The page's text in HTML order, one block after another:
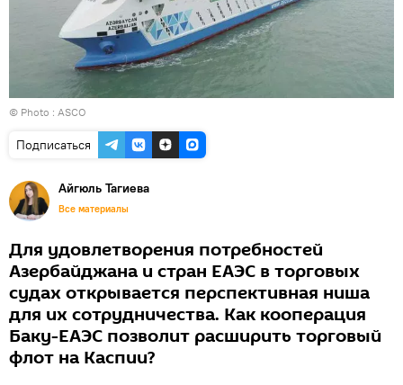
© Photo : ASCO
Подписаться
Айгюль Тагиева
Все материалы
Для удовлетворения потребностей
Азербайджана и стран ЕАЭС в торговых
судах открывается перспективная ниша
для их сотрудничества. Как кооперация
Баку-ЕАЭС позволит расширить торговый
флот на Каспии?